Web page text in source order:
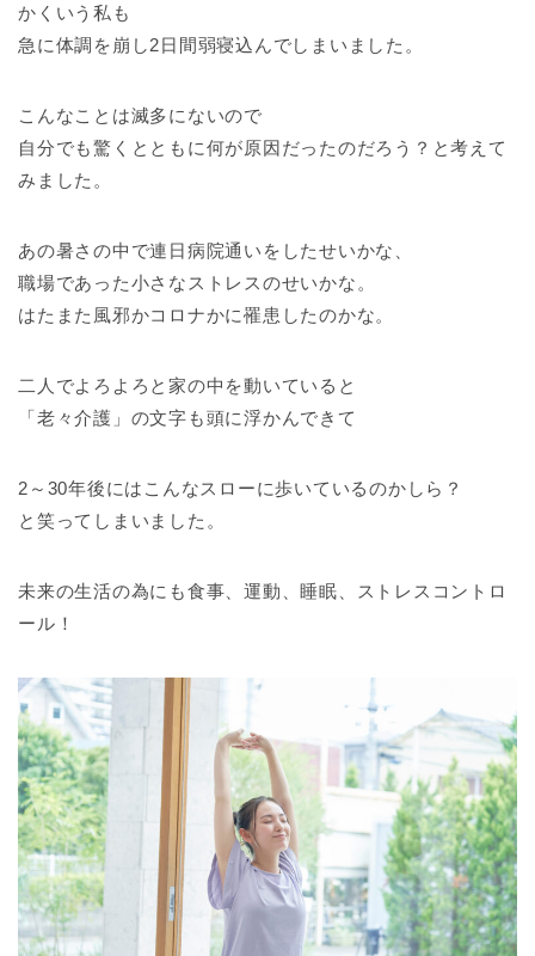
かくいう私も
急に体調を崩し2日間弱寝込んでしまいました。
こんなことは滅多にないので
自分でも驚くとともに何が原因だったのだろう？と考えて
みました。
あの暑さの中で連日病院通いをしたせいかな、
職場であった小さなストレスのせいかな。
はたまた風邪かコロナかに罹患したのかな。
二人でよろよろと家の中を動いていると
「老々介護」の文字も頭に浮かんできて
2～30年後にはこんなスローに歩いているのかしら？
と笑ってしまいました。
未来の生活の為にも食事、運動、睡眠、ストレスコントロ
ール！